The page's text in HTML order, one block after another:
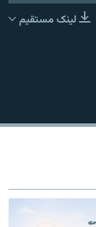
لینک مستقیم